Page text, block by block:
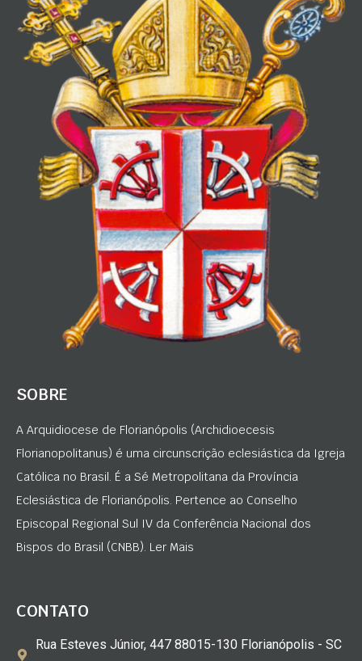
SOBRE
A Arquidiocese de Florianópolis (Archidioecesis
Florianopolitanus) é uma circunscrição eclesiástica da Igreja
Católica no Brasil. É a Sé Metropolitana da Província
Eclesiástica de Florianópolis. Pertence ao Conselho
Episcopal Regional Sul IV da Conferência Nacional dos
Bispos do Brasil (CNBB). Ler Mais
CONTATO
Rua Esteves Júnior, 447 88015-130 Florianópolis - SC